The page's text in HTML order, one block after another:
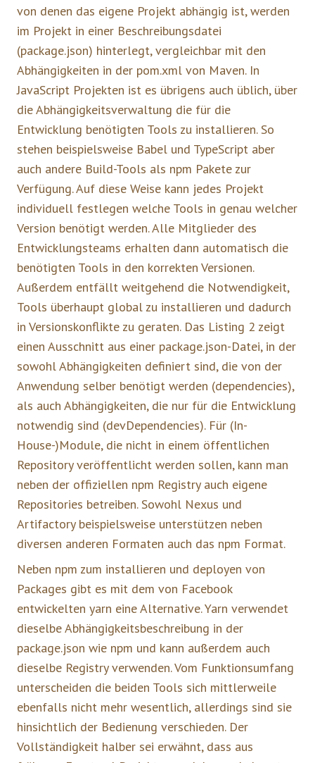
von denen das eigene Projekt abhängig ist, werden
im Projekt in einer Beschreibungsdatei
(package.json) hinterlegt, vergleichbar mit den
Abhängigkeiten in der pom.xml von Maven. In
JavaScript Projekten ist es übrigens auch üblich, über
die Abhängigkeitsverwaltung die für die
Entwicklung benötigten Tools zu installieren. So
stehen beispielsweise Babel und TypeScript aber
auch andere Build-Tools als npm Pakete zur
Verfügung. Auf diese Weise kann jedes Projekt
individuell festlegen welche Tools in genau welcher
Version benötigt werden. Alle Mitglieder des
Entwicklungsteams erhalten dann automatisch die
benötigten Tools in den korrekten Versionen.
Außerdem entfällt weitgehend die Notwendigkeit,
Tools überhaupt global zu installieren und dadurch
in Versionskonflikte zu geraten. Das Listing 2 zeigt
einen Ausschnitt aus einer package.json-Datei, in der
sowohl Abhängigkeiten definiert sind, die von der
Anwendung selber benötigt werden (dependencies),
als auch Abhängigkeiten, die nur für die Entwicklung
notwendig sind (devDependencies). Für (In-
House-)Module, die nicht in einem öffentlichen
Repository veröffentlicht werden sollen, kann man
neben der offiziellen npm Registry auch eigene
Repositories betreiben. Sowohl Nexus und
Artifactory beispielsweise unterstützen neben
diversen anderen Formaten auch das npm Format.
Neben npm zum installieren und deployen von
Packages gibt es mit dem von Facebook
entwickelten yarn eine Alternative. Yarn verwendet
dieselbe Abhängigkeitsbeschreibung in der
package.json wie npm und kann außerdem auch
dieselbe Registry verwenden. Vom Funktionsumfang
unterscheiden die beiden Tools sich mittlerweile
ebenfalls nicht mehr wesentlich, allerdings sind sie
hinsichtlich der Bedienung verschieden. Der
Vollständigkeit halber sei erwähnt, dass aus